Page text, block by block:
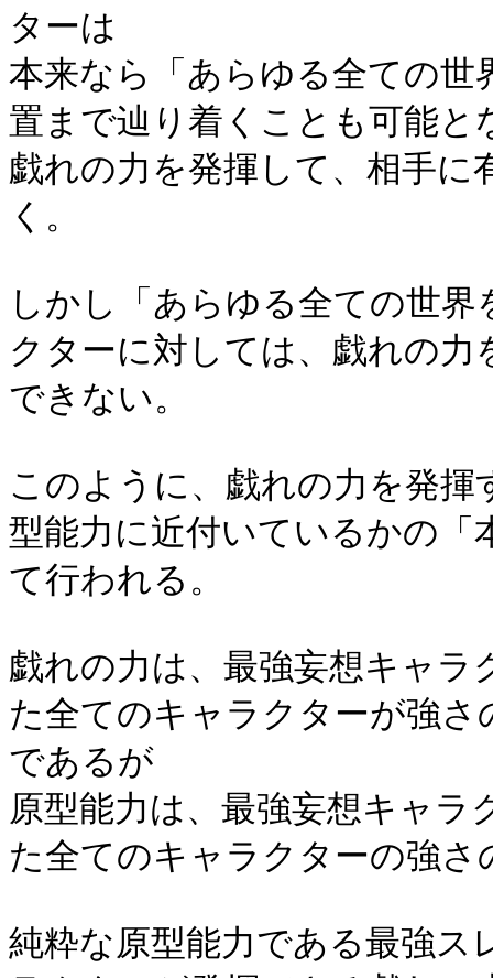
ターは
本来なら「あらゆる全ての
置まで辿り着くことも可能と
戯れの力を発揮して、相手
く。
しかし「あらゆる全ての世
クターに対しては、戯れの
できない。
このように、戯れの力を発
型能力に近付いているかの「
て行われる。
戯れの力は、最強妄想キャラ
た全てのキャラクターが強
であるが
原型能力は、最強妄想キャラ
た全てのキャラクターの強
純粋な原型能力である最強ス